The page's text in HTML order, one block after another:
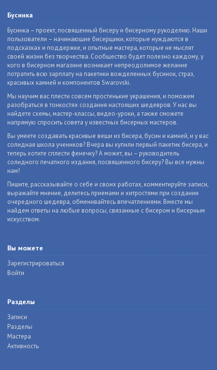
Бусинка
Бусинка – проект, посвященный бисеру и бисерному рукоделию. Наши
пользователи – начинающие бисерщики, которые нуждаются в
подсказках и поддержке, и опытные мастера, которые не мыслят
своей жизни без творчества. Сообщество будет полезно каждому, у
кого в бисерном магазине возникает непреодолимое желание
потратить всю зарплату на пакетики вожделенных бусинок, страз,
красивых камней и компонентов Swarovski.
Мы научим вас плести совсем простенькие украшения, и поможем
разобраться в тонкостях создания настоящих шедевров. У нас вы
найдете схемы, мастер-классы, видео-уроки, а также сможете
напрямую спросить совета у известных бисерных мастеров.
Вы умеете создавать красивые вещи из бисера, бусин и камней, и у вас
солидная школа учеников? Вчера вы купили первый пакетик бисера, и
теперь хотите сплести фенечку? А может, вы – руководитель
солидного печатного издания, посвященного бисеру? Вы все нужны
нам!
Пишите, рассказывайте о себе и своих работах, комментируйте записи,
выражайте мнение, делитесь приемами и хитростями при создании
очередного шедевра, обменивайтесь впечатлениями. Вместе мы
найдем ответы на любые вопросы, связанные с бисером и бисерным
искусством.
Вы можете
Зарегистрироваться
Войти
Разделы
Записи
Разделы
Мастера
Активность